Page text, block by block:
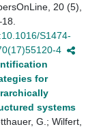
20 (5),
S1474-
4
for
systems
G.; Wilfert,